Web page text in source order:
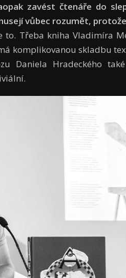
zavést čtenáře do
vůbec rozumět,
to. Třeba kniha Vladimíra
komplikovanou skladbu
Daniela Hradeckého